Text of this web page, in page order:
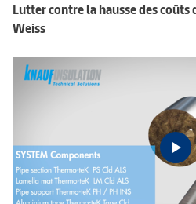
Lutter contre la hausse des coûts
Weiss